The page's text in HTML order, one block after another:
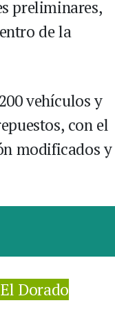
preliminares,
de la
vehículos y
con el
modificados y
Dorado